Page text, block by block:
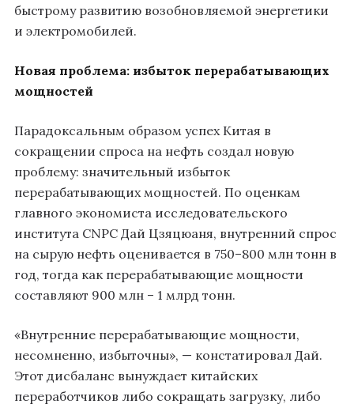
быстрому развитию возобновляемой энергетики
и электромобилей.
Новая проблема: избыток перерабатывающих
мощностей
Парадоксальным образом успех Китая в
сокращении спроса на нефть создал новую
проблему: значительный избыток
перерабатывающих мощностей. По оценкам
главного экономиста исследовательского
института CNPC Дай Цзяцюаня, внутренний спрос
на сырую нефть оценивается в 750–800 млн тонн в
год, тогда как перерабатывающие мощности
составляют 900 млн – 1 млрд тонн.
«Внутренние перерабатывающие мощности,
несомненно, избыточны», — констатировал Дай.
Этот дисбаланс вынуждает китайских
переработчиков либо сокращать загрузку, либо